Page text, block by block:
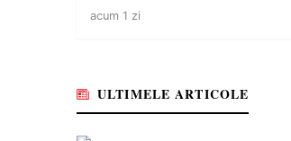
singură zi
acum 1 zi
ULTIMELE ARTICOLE